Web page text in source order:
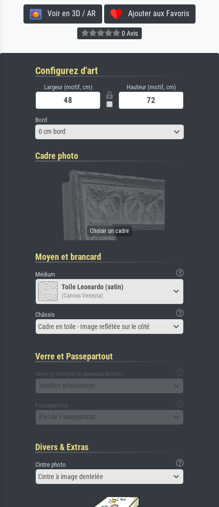
Voir en 3D / AR Ajouter aux Favoris
0 Avis
Configurez d'art
Largeur (motif, cm) Hauteur (motif, cm)
Bord
0 cm bord
Cadre photo
Moyen et brancard
Médium
Toile Leonardo (satin)
(Canvas Venezia)
Châssis
Cadre en toile - Image reflétée sur le côté
Verre et Passepartout
verre (y compris le panneau arrière)
Veuillez sélectionner
Passepartout
Pas de Passepartout
Divers & Extras
Cintre photo
Cintre à image dentelée